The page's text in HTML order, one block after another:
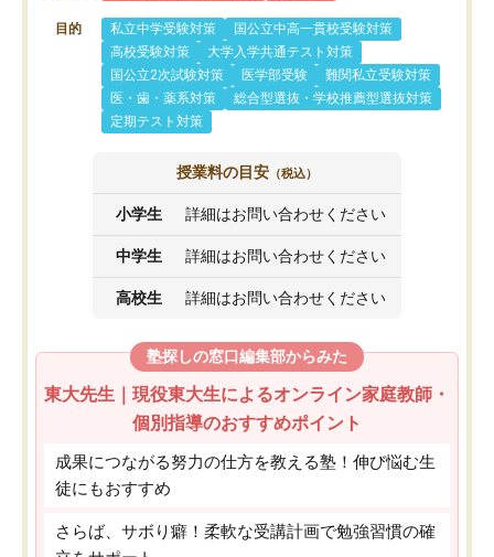
目的 私立中学受験対策
国公立中高一貫校受験対策
高校受験対策
大学入学共通テスト対策
国公立2次試験対策
医学部受験
難関私立受験対策
医・歯・薬系対策
総合型選抜・学校推薦型選抜対策
定期テスト対策
授業料の目安 （税込）
小学生 詳細はお問い合わせください
中学生 詳細はお問い合わせください
高校生 詳細はお問い合わせください
塾探しの窓口編集部からみた
東大先生｜現役東大生によるオンライン家庭教師・
個別指導のおすすめポイント
成果につながる努力の仕方を教える塾！伸び悩む生
徒にもおすすめ
さらば、サボり癖！柔軟な受講計画で勉強習慣の確